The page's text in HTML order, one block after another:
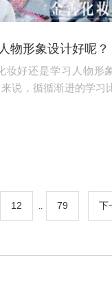
物形象设计好呢？
妆好还是学习人物形
说，循循渐进的学习
12 79 下